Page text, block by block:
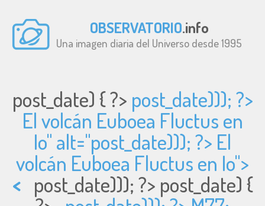
OBSERVATORIO.info
Una imagen diaria del Universo desde 1995
post_date) { ?> post_date))); ?>
El volcán Euboea Fluctus en
Io" alt="post_date))); ?> El
volcán Euboea Fluctus en Io">
< post_date))); ?> post_date) {